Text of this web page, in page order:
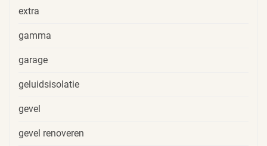
extra
gamma
garage
geluidsisolatie
gevel
gevel renoveren